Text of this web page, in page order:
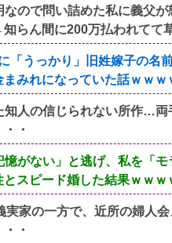
ので問い詰めた私に義父
らん間に200万払われてて
「うっかり」旧姓嫁子の名
みれになっていた話ｗｗｗ
知人の信じられない所作…
・
がない」と逃げ、私を「
スピード婚した結果ｗｗｗ
家の一方で、近所の婦人
・